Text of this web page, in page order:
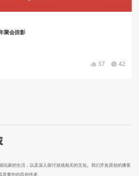
聚会掠影
37 42
玩家的生活，以及深入探讨游戏相关的文化。我们开发原创的播客
量的内容创作者。